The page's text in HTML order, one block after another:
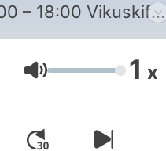
Vikuskifti:
og
tríggjar sendingar
10:00 – 18:00
í útvarpinum
samfelagið, og
Volumen 1 x